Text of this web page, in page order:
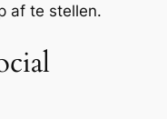
af te stellen.